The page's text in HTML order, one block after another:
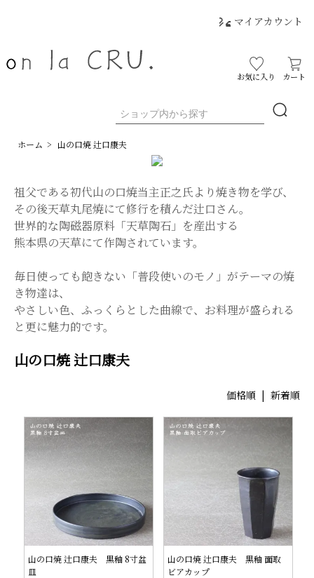
マイアカウント
お気に入り カート
ホーム > 山の口焼 辻口康夫
祖父である初代山の口焼当主正之氏より焼き物を学び、
その後天草丸尾焼にて修行を積んだ辻口さん。
世界的な陶磁器原料「天草陶石」を産出する
熊本県の天草にて作陶されています。
毎日使っても飽きない「普段使いのモノ」がテーマの焼
き物達は、
やさしい色、ふっくらとした曲線で、お料理が盛られる
と更に魅力的です。
山の口焼 辻口康夫
価格順 | 新着順
山の口焼 辻口康夫 黒釉 8寸盆
皿
山の口焼 辻口康夫 黒釉 面取
ビアカップ